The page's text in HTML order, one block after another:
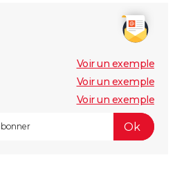
Voir un exemple
Voir un exemple
Voir un exemple